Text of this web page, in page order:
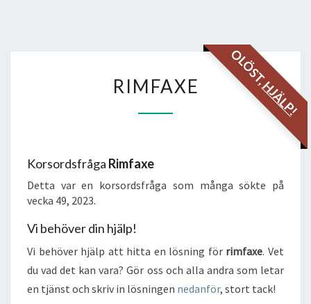
OLÖST,
HJÄLP!
RIMFAXE
Korsordsfråga Rimfaxe
Detta var en korsordsfråga som många sökte på
vecka 49, 2023.
Vi behöver din hjälp!
Vi behöver hjälp att hitta en lösning för rimfaxe. Vet
du vad det kan vara? Gör oss och alla andra som letar
en tjänst och skriv in lösningen nedanför, stort tack!